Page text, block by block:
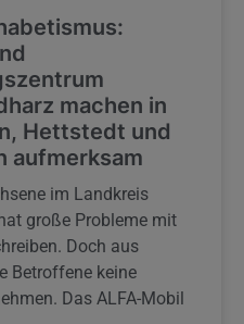
machen in
Hettstedt und
aufmerksam
im Landkreis
große Probleme mit
Doch aus
Betroffene keine
Das ALFA-Mobil